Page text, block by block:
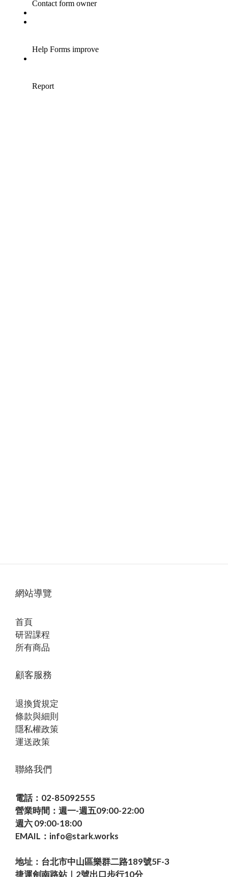
網站導覽
首頁
研習課程
所有商品
顧客服務
退換貨規定
條款與細則
隱私權政策
運送政策
聯絡我們
電話：02-85092555
營業時間：週一-週五09:00-22:00
週六 09:00-18:00
EMAIL：info@stark.works
地址：台北市中山區樂群二路189號5F-3
捷運劍南路站｜2號出口步行10分